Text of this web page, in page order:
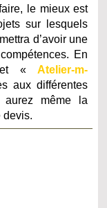
le mieux est
sur lesquels
d’avoir une
En
«Atelier-m-
aux différentes
aurez même la
devis.